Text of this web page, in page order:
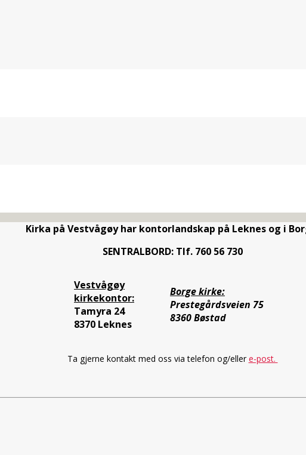
Kirka på Vestvågøy har kontorlandskap på Leknes og i
SENTRALBORD: Tlf. 760 56 730
Vestvågøy
kirkekontor:
Tamyra 24
8370 Leknes
Borge kirke:
Prestegårdsveien 75
8360 Bøstad
Ta gjerne kontakt med oss via telefon og/ellere-post.